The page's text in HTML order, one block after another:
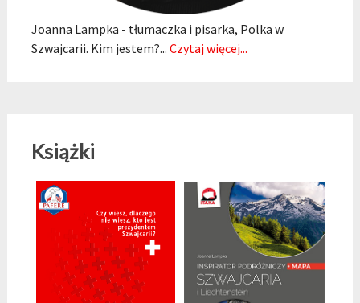
Joanna Lampka - tłumaczka i pisarka, Polka w
Szwajcarii. Kim jestem?... Czytaj więcej...
Książki